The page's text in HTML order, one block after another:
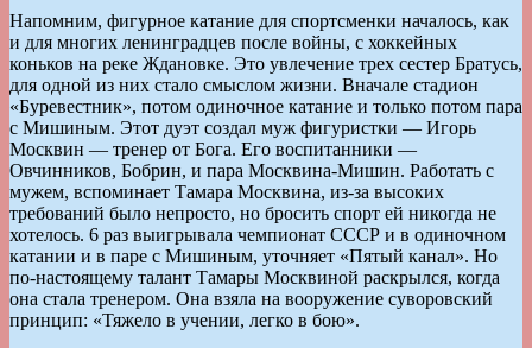
Напомним, фигурное катание для спортсменки началось, как
и для многих ленинградцев после войны, с хоккейных
коньков на реке Ждановке. Это увлечение трех сестер Братусь,
для одной из них стало смыслом жизни. Вначале стадион
«Буревестник», потом одиночное катание и только потом пара
с Мишиным. Этот дуэт создал муж фигуристки — Игорь
Москвин — тренер от Бога. Его воспитанники —
Овчинников, Бобрин, и пара Москвина-Мишин. Работать с
мужем, вспоминает Тамара Москвина, из-за высоких
требований было непросто, но бросить спорт ей никогда не
хотелось. 6 раз выигрывала чемпионат СССР и в одиночном
катании и в паре с Мишиным, уточняет «Пятый канал». Но
по-настоящему талант Тамары Москвиной раскрылся, когда
она стала тренером. Она взяла на вооружение суворовский
принцип: «Тяжело в учении, легко в бою».